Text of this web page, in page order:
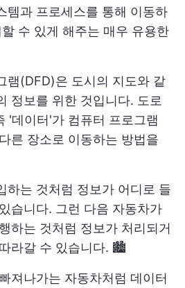
템과 프로세스를 통해 이동하
수 있게 해주는 매우 유용한
램(DFD)은 도시의 지도와 같
정보를 위한 것입니다. 도로
'데이터'가 컴퓨터 프로그램
른 장소로 이동하는 방법을
하는 것처럼 정보가 어디로 들
습니다. 그런 다음 자동차가
하는 것처럼 정보가 처리되거
라갈 수 있습니다. 🏙️
져나가는 자동차처럼 데이터